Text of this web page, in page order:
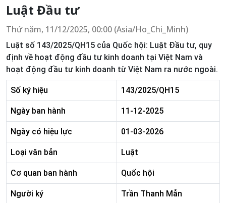
Luật Đầu tư
Thứ năm, 11/12/2025, 00:00 (Asia/Ho_Chi_Minh)
Luật số 143/2025/QH15 của Quốc hội: Luật Đầu tư, quy
định về hoạt động đầu tư kinh doanh tại Việt Nam và
hoạt động đầu tư kinh doanh từ Việt Nam ra nước ngoài.
Số ký hiệu 143/2025/QH15
Ngày ban hành 11-12-2025
Ngày có hiệu lực 01-03-2026
Loại văn bản Luật
Cơ quan ban hành Quốc hội
Người ký Trần Thanh Mẫn